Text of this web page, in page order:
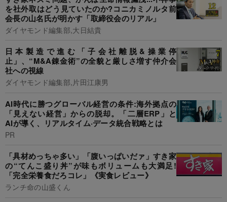
を社外取はどう見ていたのか?コニカミノルタ前
会長の山名氏が明かす「取締役会のリアル」
ダイヤモンド編集部,大日結貴
日本製造で進む「子会社離脱&操業停
止」、“M&A錬金術”の全貌と厳しさ増す仲介会
社への視線
ダイヤモンド編集部,片田江康男
AI時代に勝つグローバル経営の条件:海外拠点の
「見えない経営」からの脱却。「二層ERP」と
AIが導く、リアルタイム·データ統合戦略とは
PR
「具材めっちゃ多い」「腹いっぱいだァ」すき家
の“てんこ盛り丼”が味もボリュームも大満足!
「完全栄養食だろコレ」《実食レビュー》
ランチ命の山盛くん